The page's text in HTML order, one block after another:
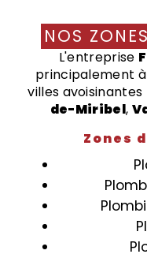
NOS
L'entreprise
principalement à
villes
de-Miribel,
Zones